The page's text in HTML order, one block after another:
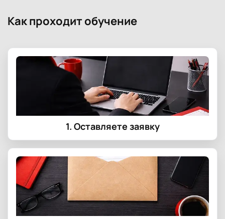
Как проходит обучение
1. Оставляете заявку